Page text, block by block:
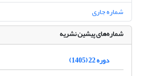
شماره جاری
شماره‌های پیشین نشریه
دوره 22 (1405)